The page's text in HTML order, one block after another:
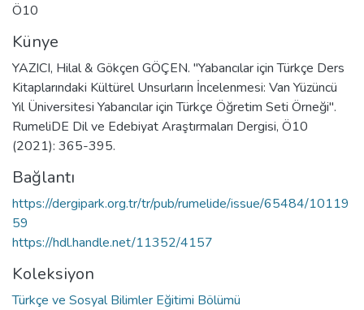
Ö10
Künye
YAZICI, Hilal & Gökçen GÖÇEN. "Yabancılar için Türkçe Ders
Kitaplarındaki Kültürel Unsurların İncelenmesi: Van Yüzüncü
Yıl Üniversitesi Yabancılar için Türkçe Öğretim Seti Örneği".
RumeliDE Dil ve Edebiyat Araştırmaları Dergisi, Ö10
(2021): 365-395.
Bağlantı
https://dergipark.org.tr/tr/pub/rumelide/issue/65484/10119
59
https://hdl.handle.net/11352/4157
Koleksiyon
Türkçe ve Sosyal Bilimler Eğitimi Bölümü